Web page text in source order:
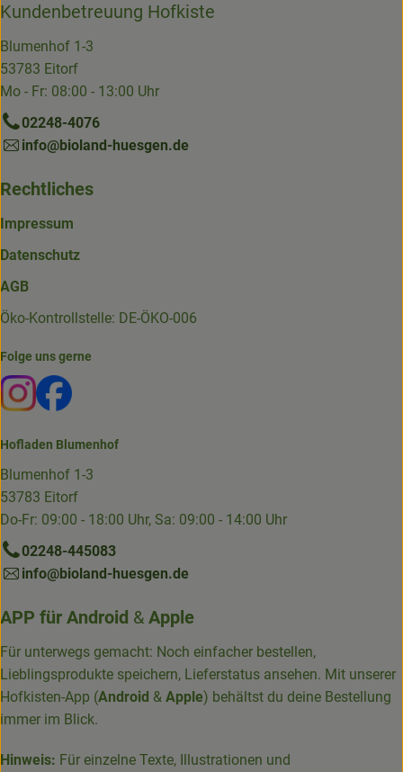
Kundenbetreuung Hofkiste
Blumenhof 1-3
53783 Eitorf
Mo - Fr: 08:00 - 13:00 Uhr
02248-4076
info@bioland-huesgen.de
Rechtliches
Impressum
Datenschutz
AGB
Öko-Kontrollstelle: DE-ÖKO-006
Folge uns gerne
Externer Link zu https://www.instagram.com/die.hofkiste/
Externer Link zu https://www.facebook.com/p/Die-
Hofladen Blumenhof
Blumenhof 1-3
53783 Eitorf
Do-Fr: 09:00 - 18:00 Uhr, Sa: 09:00 - 14:00 Uhr
02248-445083
info@bioland-huesgen.de
APP für Android & Apple
Für unterwegs gemacht: Noch einfacher bestellen,
Lieblingsprodukte speichern, Lieferstatus ansehen. Mit unserer
Hofkisten-App (Android & Apple) behältst du deine Bestellung
immer im Blick.
Hinweis: Für einzelne Texte, Illustrationen und